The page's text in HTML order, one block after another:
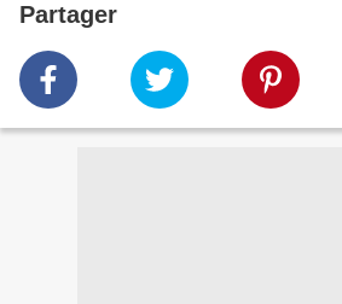
Partager